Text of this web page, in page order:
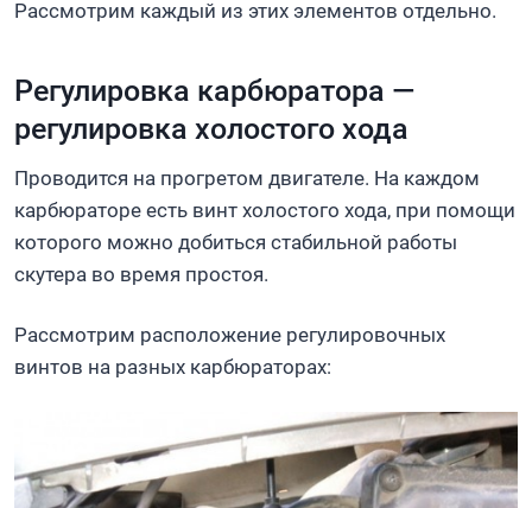
Рассмотрим каждый из этих элементов отдельно.
Регулировка карбюратора —
регулировка холостого хода
Проводится на прогретом двигателе. На каждом
карбюраторе есть винт холостого хода, при помощи
которого можно добиться стабильной работы
скутера во время простоя.
Рассмотрим расположение регулировочных
винтов на разных карбюраторах: